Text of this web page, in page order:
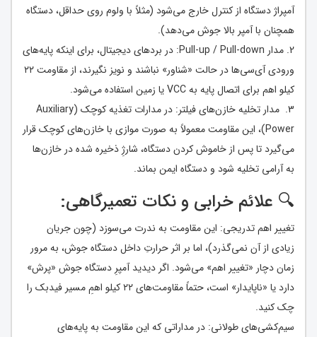
آمپراژ دستگاه از کنترل خارج می‌شود (مثلاً با ولوم روی حداقل، دستگاه
همچنان با آمپر بالا جوش می‌دهد).
2. مدار Pull-up / Pull-down: در بردهای دیجیتال، برای اینکه پایه‌های
ورودی آی‌سی‌ها در حالت «شناور» نباشند و نویز نگیرند، از مقاومت ۲۲
کیلو اهم برای اتصال پایه به VCC یا زمین استفاده می‌شود.
3. مدار تخلیه خازن‌های فیلتر: در مدارات تغذیه کوچک (Auxiliary
Power)، این مقاومت معمولاً به صورت موازی با خازن‌های کوچک قرار
می‌گیرد تا پس از خاموش کردن دستگاه، شارژِ ذخیره شده در خازن‌ها
به آرامی تخلیه شود و دستگاه ایمن بماند.
🔍 علائم خرابی و نکات تعمیرگاهی:
تغییر اهم تدریجی: این مقاومت به ندرت می‌سوزد (چون جریان
زیادی از آن نمی‌گذرد)، اما بر اثر حرارتِ داخل دستگاه جوش، به مرور
زمان دچار «تغییر اهم» می‌شود. اگر دیدید آمپرِ دستگاه جوش «پرش»
دارد یا «ناپایدار» است، حتماً مقاومت‌های ۲۲ کیلو اهمِ مسیر فیدبک را
چک کنید.
سیم‌کشی‌های طولانی: در مداراتی که این مقاومت به پایه‌های